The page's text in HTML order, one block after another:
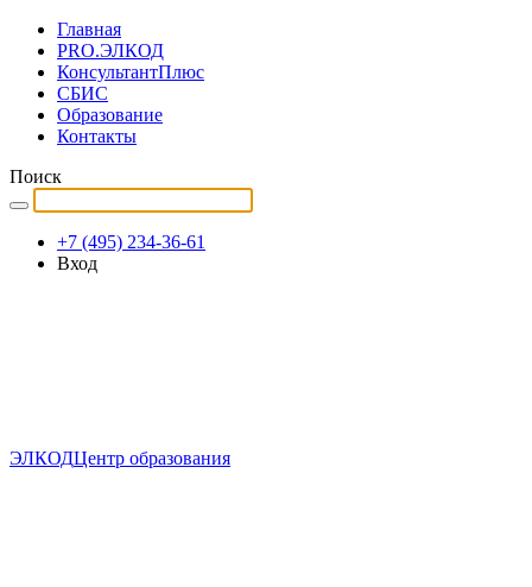
Главная
PRO.ЭЛКОД
КонсультантПлюс
СБИС
Образование
Контакты
Поиск
+7 (495) 234-36-61
Вход
ЭЛКОДЦентр образования